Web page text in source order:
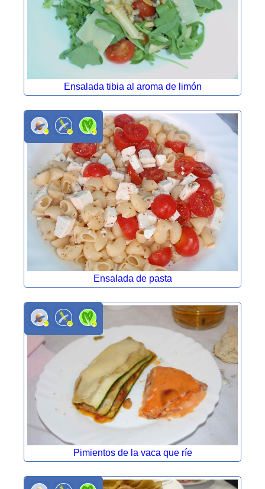
Ensalada tibia al aroma de limón
Ensalada de pasta
Pimientos de la vaca que ríe